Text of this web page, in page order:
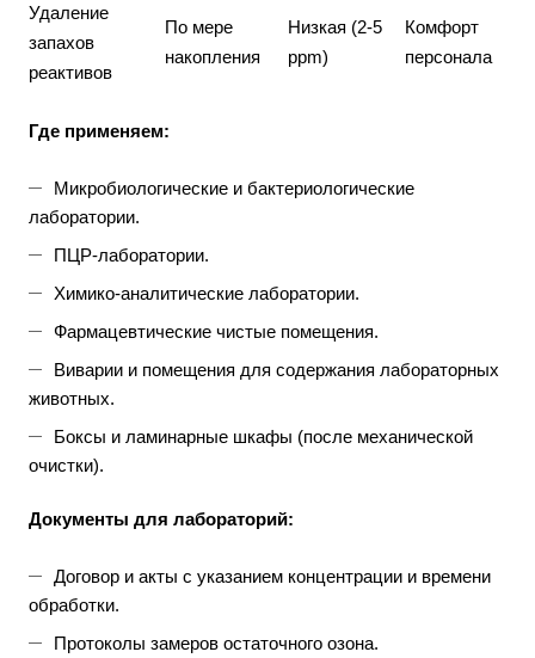
Удаление
запахов
реактивов
По мере
накопления
Низкая (2-5
ppm)
Комфорт
персонала
Где применяем:
Микробиологические и бактериологические
лаборатории.
ПЦР-лаборатории.
Химико-аналитические лаборатории.
Фармацевтические чистые помещения.
Виварии и помещения для содержания лабораторных
животных.
Боксы и ламинарные шкафы (после механической
очистки).
Документы для лабораторий:
Договор и акты с указанием концентрации и времени
обработки.
Протоколы замеров остаточного озона.